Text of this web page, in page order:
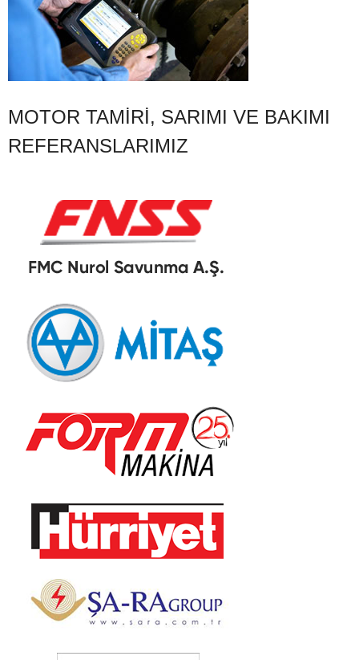
MOTOR TAMIRI, SARIMI VE BAKIMI
REFERANSLARIMIZ